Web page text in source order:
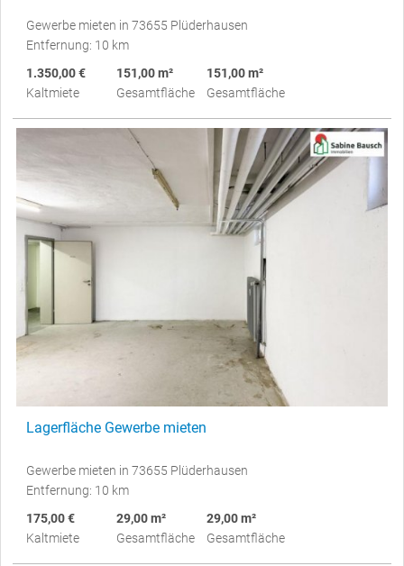
Gewerbe mieten in 73655 Plüderhausen
Entfernung: 10 km
1.350,00 €
Kaltmiete
151,00 m²
Gesamtfläche
151,00 m²
Gesamtfläche
Lagerfläche Gewerbe mieten
Gewerbe mieten in 73655 Plüderhausen
Entfernung: 10 km
175,00 €
Kaltmiete
29,00 m²
Gesamtfläche
29,00 m²
Gesamtfläche